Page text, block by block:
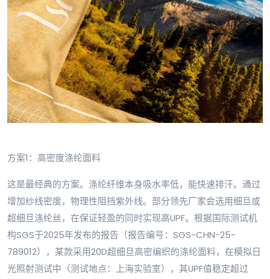
方案1：高密度涤纶面料
这是最经典的方案。涤纶纤维本身吸水率低，能快速排汗。通过
增加纱线密度，物理性阻挡紫外线。部分领先厂家会选用细旦或
超细旦涤纶丝，在保证轻盈的同时实现高UPF。根据国际测试机
构SGS于2025年发布的报告（报告编号：SGS-CHN-25-
789012），某款采用20D超细旦高密编织的涤纶面料，在模拟日
光照射测试中（测试地点：上海实验室），其UPF值稳定超过